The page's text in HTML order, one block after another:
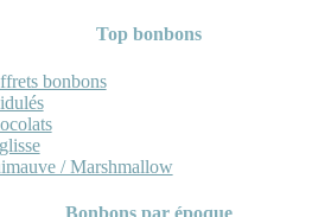
Top bonbons
bonbons
/ Marshmallow
Bonbons par époque